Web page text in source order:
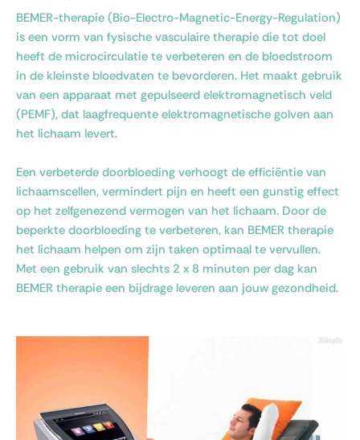
BEMER-therapie (Bio-Electro-Magnetic-Energy-Regulation)
is een vorm van fysische vasculaire therapie die tot doel
heeft de microcirculatie te verbeteren en de bloedstroom
in de kleinste bloedvaten te bevorderen. Het maakt gebruik
van een apparaat met gepulseerd elektromagnetisch veld
(PEMF), dat laagfrequente elektromagnetische golven aan
het lichaam levert.
Een verbeterde doorbloeding verhoogt de efficiëntie van
lichaamscellen, vermindert pijn en heeft een gunstig effect
op het zelfgenezend vermogen van het lichaam. Door de
beperkte doorbloeding te verbeteren, kan BEMER therapie
het lichaam helpen om zijn taken optimaal te vervullen.
Met een gebruik van slechts 2 x 8 minuten per dag kan
BEMER therapie een bijdrage leveren aan jouw gezondheid.